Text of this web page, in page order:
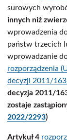
surowych
innych niż
wprowadzenia
państw trzecich
wprowadzanie
rozporządzenia
decyzji 2011/
decyzja 2011/
zostaje
2022/2293)
Artykuł 4